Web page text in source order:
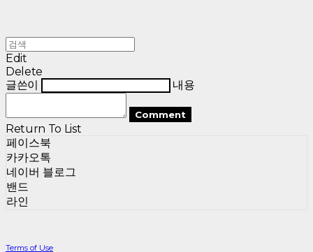
Edit
Delete
글쓴이
내용
Comment
Return To List
페이스북
카카오톡
네이버 블로그
밴드
라인
Terms of Use